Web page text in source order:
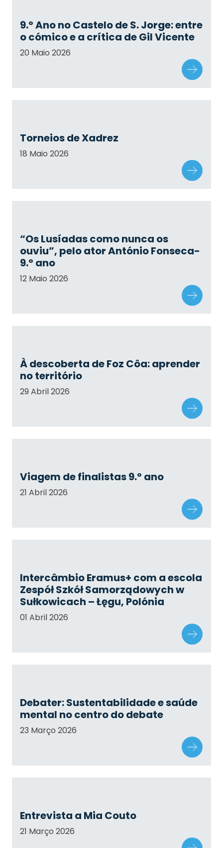
9.º Ano no Castelo de S. Jorge: entre
o cómico e a crítica de Gil Vicente
20 Maio 2026
Torneios de Xadrez
18 Maio 2026
“Os Lusíadas como nunca os
ouviu”, pelo ator António Fonseca-
9.º ano
12 Maio 2026
À descoberta de Foz Côa: aprender
no território
29 Abril 2026
Viagem de finalistas 9.º ano
21 Abril 2026
Intercâmbio Eramus+ com a escola
Zespół Szkół Samorządowych w
Sułkowicach – Łęgu, Polónia
01 Abril 2026
Debater: Sustentabilidade e saúde
mental no centro do debate
23 Março 2026
Entrevista a Mia Couto
21 Março 2026